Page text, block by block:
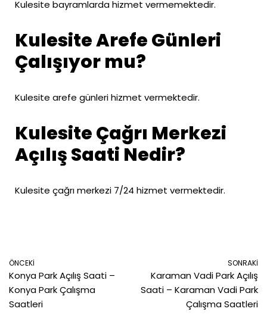
Kulesite bayramlarda hizmet vermemektedir.
Kulesite Arefe Günleri
Çalışıyor mu?
Kulesite arefe günleri hizmet vermektedir.
Kulesite Çağrı Merkezi
Açılış Saati Nedir?
Kulesite çağrı merkezi 7/24 hizmet vermektedir.
ÖNCEKI
Konya Park Açılış Saati –
Konya Park Çalışma
Saatleri
SONRAKI
Karaman Vadi Park Açılış
Saati – Karaman Vadi Park
Çalışma Saatleri